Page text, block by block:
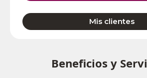
Mis clientes
Beneficios y